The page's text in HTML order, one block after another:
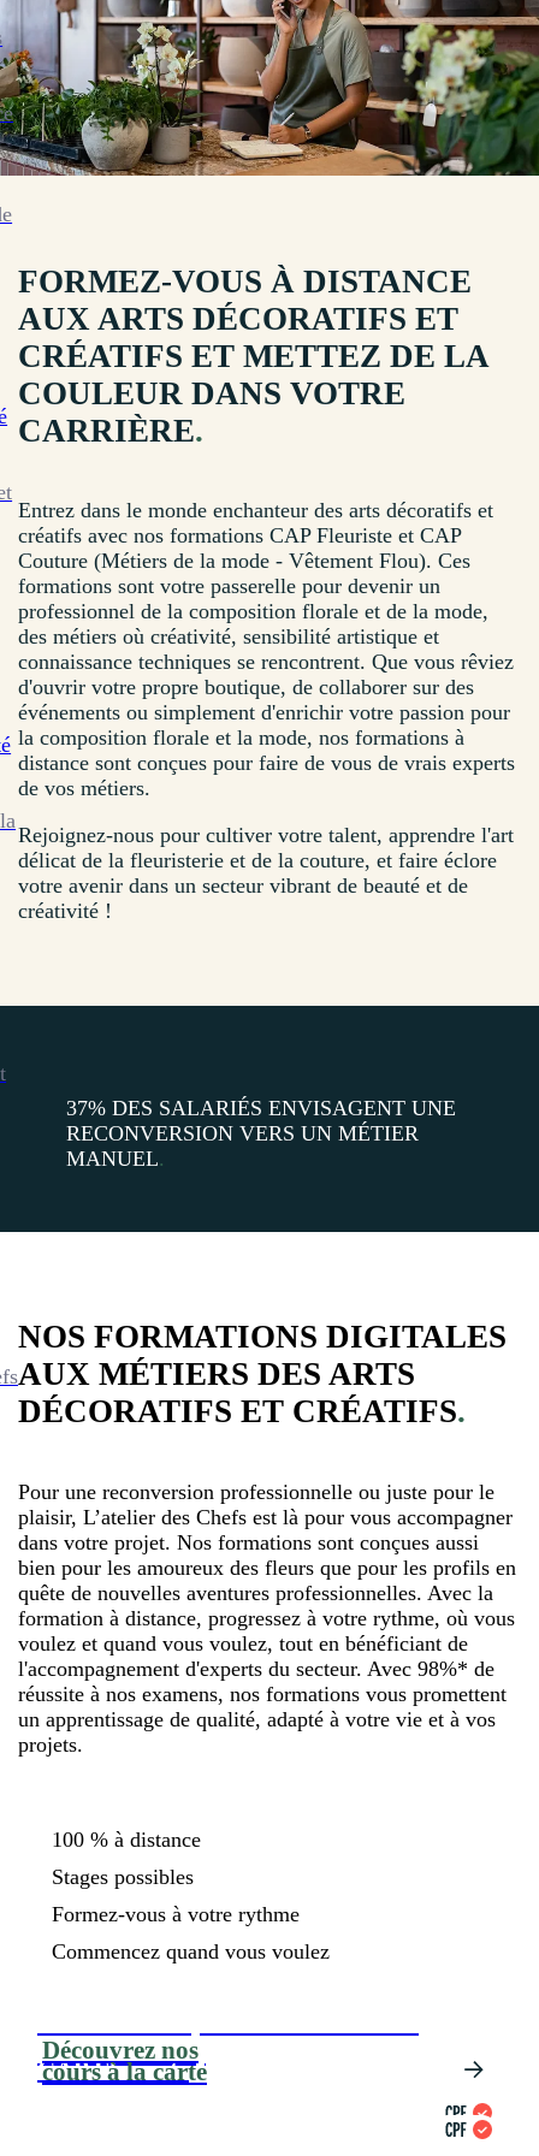
FORMEZ-VOUS À DISTANCE
AUX ARTS DÉCORATIFS ET
CRÉATIFS ET METTEZ DE LA
COULEUR DANS VOTRE
CARRIÈRE.
Entrez dans le monde enchanteur des arts décoratifs et
créatifs avec nos formations CAP Fleuriste et CAP
Couture (Métiers de la mode - Vêtement Flou). Ces
formations sont votre passerelle pour devenir un
professionnel de la composition florale et de la mode,
des métiers où créativité, sensibilité artistique et
connaissance techniques se rencontrent. Que vous rêviez
d'ouvrir votre propre boutique, de collaborer sur des
événements ou simplement d'enrichir votre passion pour
la composition florale et la mode, nos formations à
distance sont conçues pour faire de vous de vrais experts
de vos métiers.
Rejoignez-nous pour cultiver votre talent, apprendre l'art
délicat de la fleuristerie et de la couture, et faire éclore
votre avenir dans un secteur vibrant de beauté et de
créativité !
37% DES SALARIÉS ENVISAGENT UNE
RECONVERSION VERS UN MÉTIER
MANUEL.
NOS FORMATIONS DIGITALES
AUX MÉTIERS DES ARTS
DÉCORATIFS ET CRÉATIFS.
Pour une reconversion professionnelle ou juste pour le
plaisir, L’atelier des Chefs est là pour vous accompagner
dans votre projet. Nos formations sont conçues aussi
bien pour les amoureux des fleurs que pour les profils en
quête de nouvelles aventures professionnelles. Avec la
formation à distance, progressez à votre rythme, où vous
voulez et quand vous voulez, tout en bénéficiant de
l'accompagnement d'experts du secteur. Avec 98%* de
réussite à nos examens, nos formations vous promettent
un apprentissage de qualité, adapté à votre vie et à vos
projets.
100 % à distance
Stages possibles
Formez-vous à votre rythme
Commencez quand vous voulez
Vêtement Flou)
CAP Fleuriste
Découvrez nos
cours à la carte